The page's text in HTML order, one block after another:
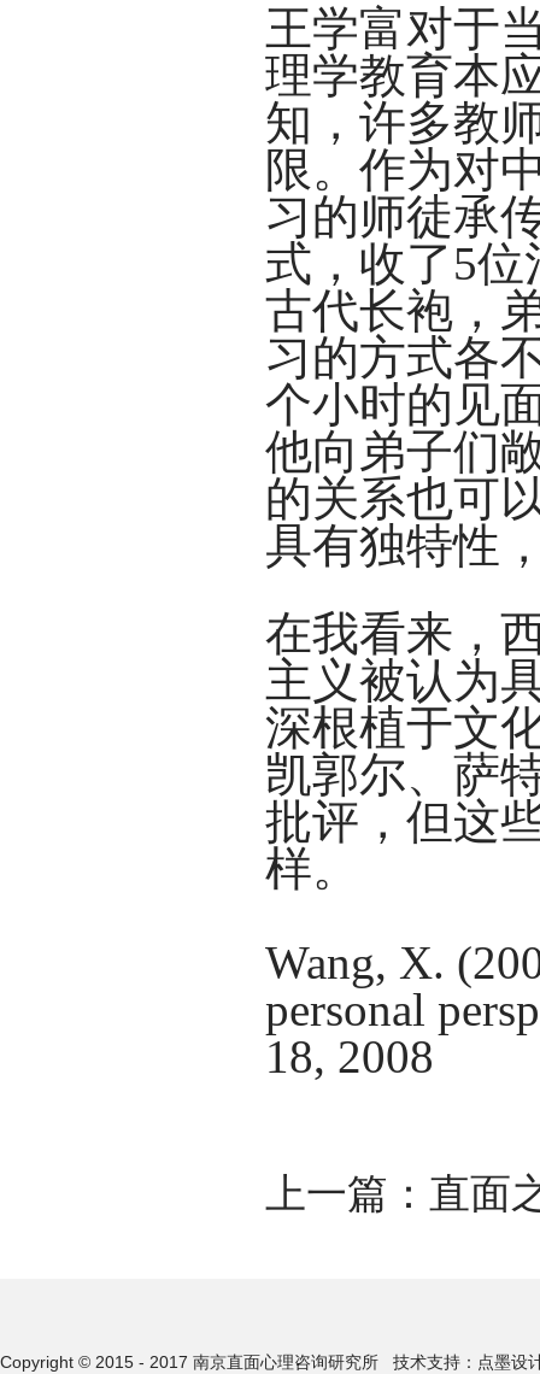
王学富对于
理学教育本
知，许多教
限。作为对
习的师徒承
式，收了5
古代长袍，
习的方式各
个小时的见
他向弟子们
的关系也可
具有独特性
在我看来，
主义被认为
深根植于文
凯郭尔、萨
批评，但这
样。
Wang, X.
personal
18, 2008
上一篇： 直面
Copyright © 2015 - 2017 南京直面心理咨询研究所 技术支持：点墨设